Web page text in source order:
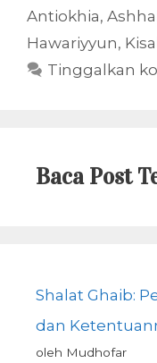
Antiokhia,
Hawariyyun,
Tinggalkan
Baca Post
Shalat Ghaib:
dan
oleh Mudhofar